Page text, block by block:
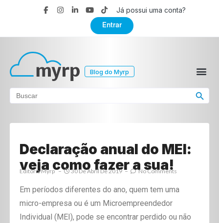
Já possui uma conta?
Entrar
Blog do Myrp
Search
for:
Search Button
Declaração anual do MEI:
veja como fazer a sua!
Editoria Myrp 30 De Abril De 2019 No Comments
Em períodos diferentes do ano, quem tem uma
micro-empresa ou é um Microempreendedor
Individual (MEI), pode se encontrar perdido ou não